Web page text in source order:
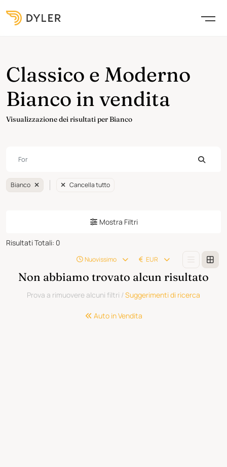
Classico e Moderno
Bianco in vendita
Visualizzazione dei risultati per Bianco
Bianco Cancella tutto
Mostra Filtri
Risultati Totali: 0
Nuovissimo EUR
Non abbiamo trovato alcun risultato
Prova a rimuovere alcuni filtri /Suggerimenti di ricerca
Auto in Vendita